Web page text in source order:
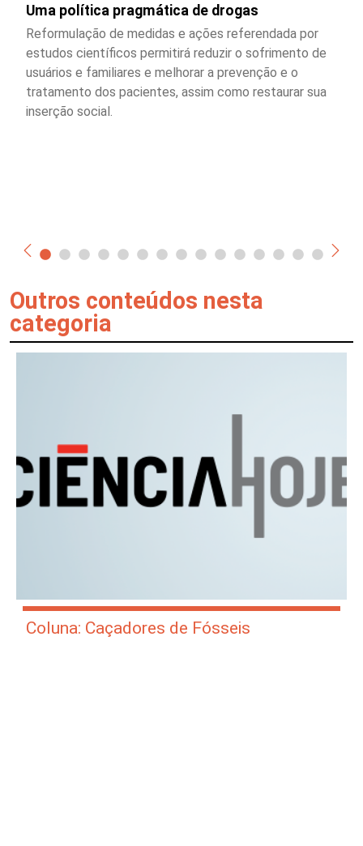
Uma política pragmática de drogas
Reformulação de medidas e ações referendada por
estudos científicos permitirá reduzir o sofrimento de
usuários e familiares e melhorar a prevenção e o
tratamento dos pacientes, assim como restaurar sua
inserção social.
Outros conteúdos nesta
categoria
Coluna: Caçadores de Fósseis